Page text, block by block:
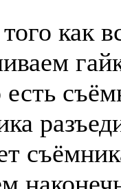
как
есть